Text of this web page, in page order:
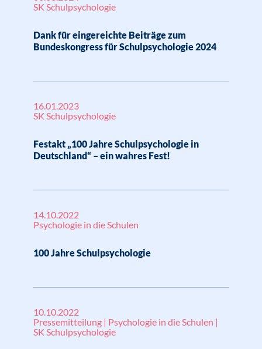
SK Schulpsychologie
Dank für eingereichte Beiträge zum
Bundeskongress für Schulpsychologie 2024
16.01.2023
SK Schulpsychologie
Festakt „100 Jahre Schulpsychologie in
Deutschland“ – ein wahres Fest!
14.10.2022
Psychologie in die Schulen
100 Jahre Schulpsychologie
10.10.2022
Pressemitteilung | Psychologie in die Schulen |
SK Schulpsychologie